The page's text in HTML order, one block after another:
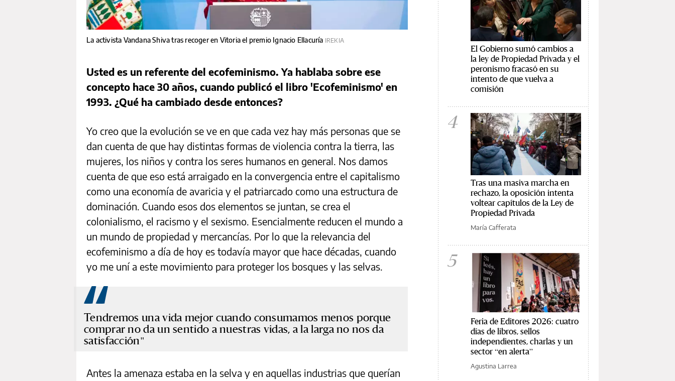
La activista Vandana Shiva tras recoger en Vitoria el premio Ignacio Ellacuría IREKIA
Usted es un referente del ecofeminismo. Ya hablaba sobre ese
concepto hace 30 años, cuando publicó el libro 'Ecofeminismo' en
1993. ¿Qué ha cambiado desde entonces?
Yo creo que la evolución se ve en que cada vez hay más personas que se
dan cuenta de que hay distintas formas de violencia contra la tierra, las
mujeres, los niños y contra los seres humanos en general. Nos damos
cuenta de que eso está arraigado en la convergencia entre el capitalismo
como una economía de avaricia y el patriarcado como una estructura de
dominación. Cuando esos dos elementos se juntan, se crea el
colonialismo, el racismo y el sexismo. Esencialmente reducen el mundo a
un mundo de propiedad y mercancías. Por lo que la relevancia del
ecofeminismo a día de hoy es todavía mayor que hace décadas, cuando
yo me uní a este movimiento para proteger los bosques y las selvas.
Tendremos una vida mejor cuando consumamos menos porque
comprar no da un sentido a nuestras vidas, a la larga no nos da
satisfacción
Antes la amenaza estaba en la selva y en aquellas industrias que querían
El Gobierno sumó cambios a
la ley de Propiedad Privada y el
peronismo fracasó en su
intento de que vuelva a
comisión
4
Tras una masiva marcha en
rechazo, la oposición intenta
voltear capítulos de la Ley de
Propiedad Privada
María Cafferata
5
Feria de Editores 2026: cuatro
días de libros, sellos
independientes, charlas y un
sector “en alerta”
Agustina Larrea